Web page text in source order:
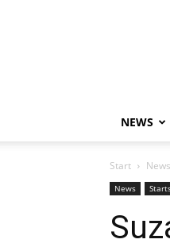
NEWS
Start News
News